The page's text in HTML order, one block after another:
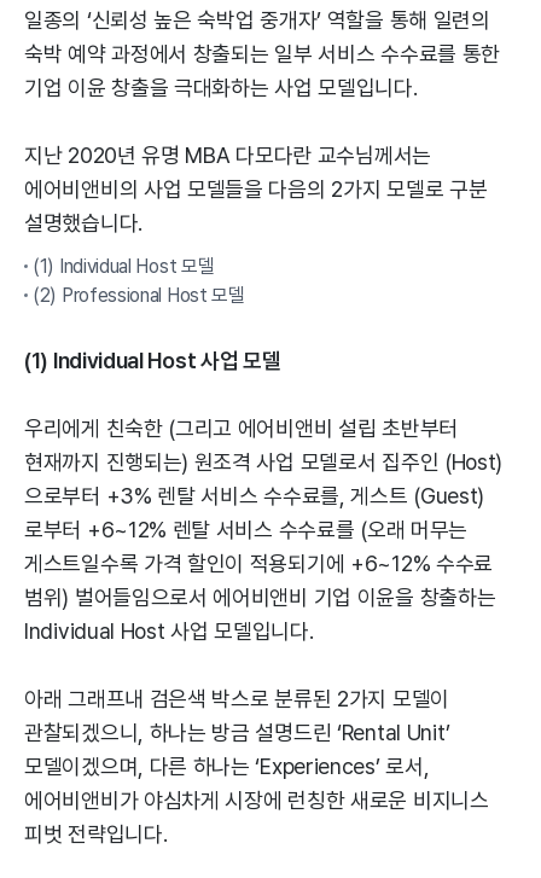
일종의 ‘신뢰성 높은 숙박업 중개자’ 역할을 통해 일련의
숙박 예약 과정에서 창출되는 일부 서비스 수수료를 통한
기업 이윤 창출을 극대화하는 사업 모델입니다.
지난 2020년 유명 MBA 다모다란 교수님께서는
에어비앤비의 사업 모델들을 다음의 2가지 모델로 구분
설명했습니다.
(1) Individual Host 모델
(2) Professional Host 모델
(1) Individual Host 사업 모델
우리에게 친숙한 (그리고 에어비앤비 설립 초반부터
현재까지 진행되는) 원조격 사업 모델로서 집주인 (Host)
으로부터 +3% 렌탈 서비스 수수료를, 게스트 (Guest)
로부터 +6~12% 렌탈 서비스 수수료를 (오래 머무는
게스트일수록 가격 할인이 적용되기에 +6~12% 수수료
범위) 벌어들임으로서 에어비앤비 기업 이윤을 창출하는
Individual Host 사업 모델입니다.
아래 그래프내 검은색 박스로 분류된 2가지 모델이
관찰되겠으니, 하나는 방금 설명드린 ‘Rental Unit’
모델이겠으며, 다른 하나는 ‘Experiences’ 로서,
에어비앤비가 야심차게 시장에 런칭한 새로운 비지니스
피벗 전략입니다.